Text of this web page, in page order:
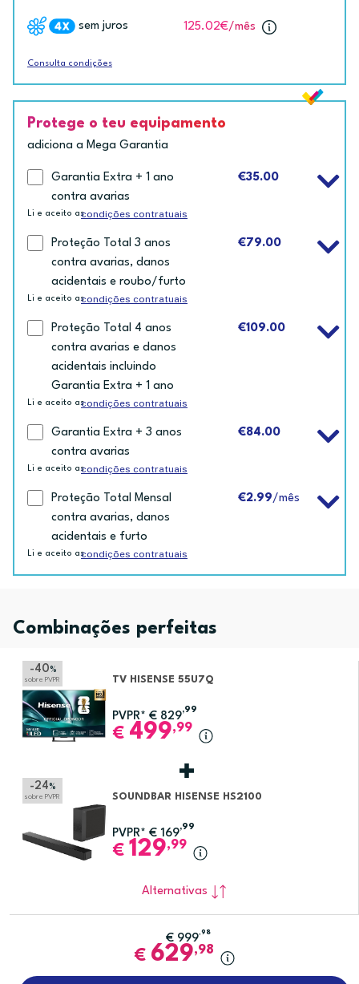
sem juros 125.02€/mês
Consulta condições
Protege o teu equipamento
adiciona a Mega Garantia
Garantia Extra + 1 ano
contra avarias
€35.00
Li e aceito ascondições contratuais
Proteção Total 3 anos
contra avarias, danos
acidentais e roubo/furto
€79.00
Li e aceito ascondições contratuais
Proteção Total 4 anos
contra avarias e danos
acidentais incluindo
Garantia Extra + 1 ano
€109.00
Li e aceito ascondições contratuais
Garantia Extra + 3 anos
contra avarias
€84.00
Li e aceito ascondições contratuais
Proteção Total Mensal
contra avarias, danos
acidentais e furto
€2.99/mês
Li e aceito ascondições contratuais
Combinações perfeitas
-40 %
sobre PVPR TV HISENSE 55U7Q
PVPR* € 829
,99
€ 499,99
-24 %
sobre PVPR SOUNDBAR HISENSE HS2100
PVPR* € 169
,99
€ 129,99
Alternativas
€ 999 ,98
€ 629,98